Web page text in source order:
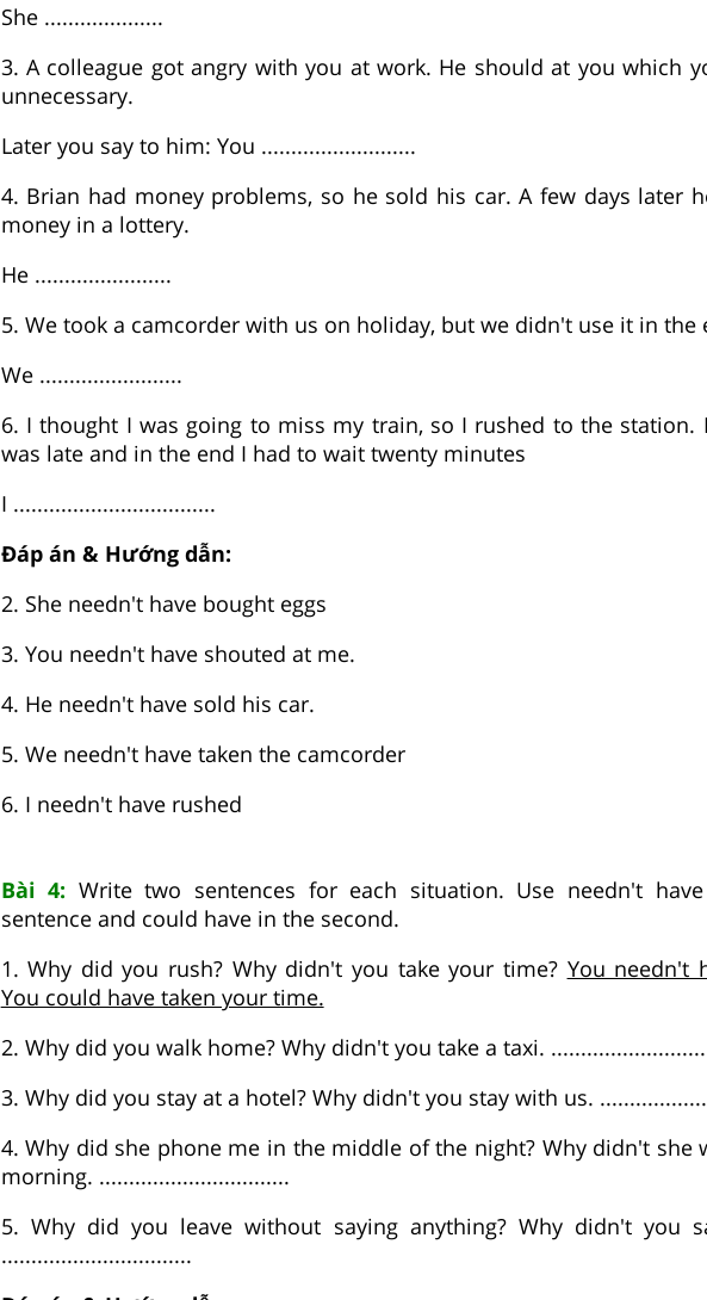
She ....................
3. A colleague got angry with you at work. He should at you which
unnecessary.
Later you say to him: You ..........................
4. Brian had money problems, so he sold his car. A few days later
money in a lottery.
He .......................
5. We took a camcorder with us on holiday, but we didn't use it in the
We ........................
6. I thought I was going to miss my train, so I rushed to the station.
was late and in the end I had to wait twenty minutes
I ..................................
Đáp án & Hướng dẫn:
2. She needn't have bought eggs
3. You needn't have shouted at me.
4. He needn't have sold his car.
5. We needn't have taken the camcorder
6. I needn't have rushed
Bài 4: Write two sentences for each situation. Use needn't
sentence and could have in the second.
1. Why did you rush? Why didn't you take your time? You needn't
You could have taken your time.
2. Why did you walk home? Why didn't you take a taxi.
3. Why did you stay at a hotel? Why didn't you stay with us.
4. Why did she phone me in the middle of the night? Why didn't she
morning. ................................
5. Why did you leave without saying anything? Why didn't you
................................